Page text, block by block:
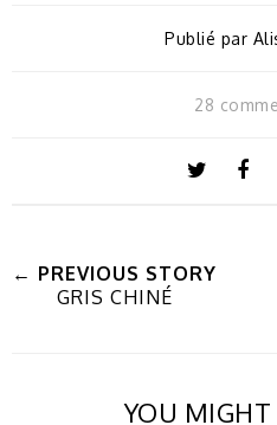
Publié par
28
← PREVIOUS STORY
GRIS CHINÉ
YOU MIGHT